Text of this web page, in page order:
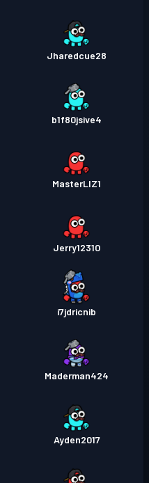
Jharedcue28
b1f80jsive4
MasterLIZ1
Jerry12310
i7jdricnib
Maderman424
Ayden2017